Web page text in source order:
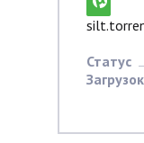
Статус
Загрузок